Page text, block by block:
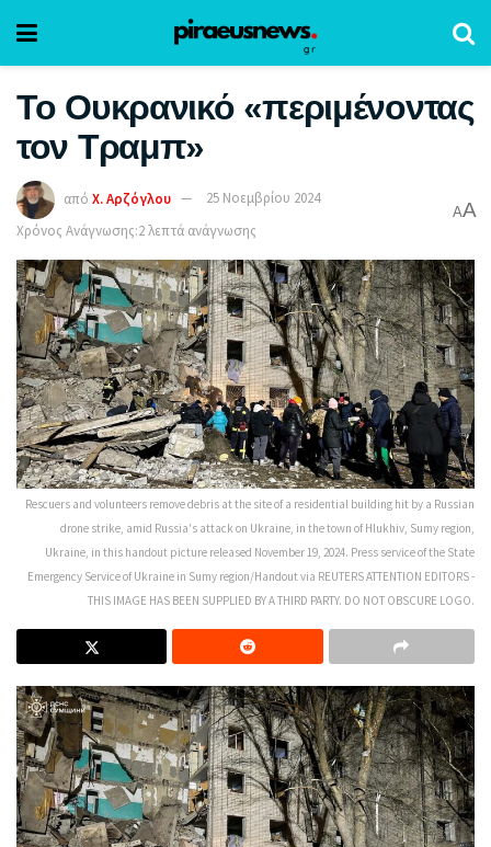
Το Ουκρανικό «περιμένοντας
τον Τραμπ»
από Χ. Αρζόγλου
25 Νοεμβρίου 2024
Χρόνος Ανάγνωσης:2 λεπτά ανάγνωσης
AA
Rescuers and volunteers remove debris at the site of a residential building hit by a Russian
drone strike, amid Russia's attack on Ukraine, in the town of Hlukhiv, Sumy region,
Ukraine, in this handout picture released November 19, 2024. Press service of the State
Emergency Service of Ukraine in Sumy region/Handout via REUTERS ATTENTION EDITORS -
THIS IMAGE HAS BEEN SUPPLIED BY A THIRD PARTY. DO NOT OBSCURE LOGO.